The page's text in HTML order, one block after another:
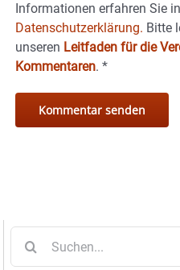
Informationen erfahren Sie
Datenschutzerklärung. Bitte
unseren Leitfaden für die
Kommentaren. *
nach: